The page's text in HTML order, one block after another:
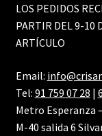
LOS PEDIDOS
PARTIR DEL 9-10
ARTÍCULO
Email:
Tel: 91 759 07 28 |
Metro Esperanza
M-40 salida 6